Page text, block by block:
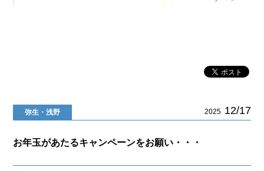
弥生・浅野 2025 12/17
お年玉があたるキャンペーンをお願い・・・